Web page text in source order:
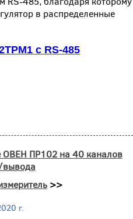
в распределенные
с RS-485
ОВЕН ПР102 на 40 каналов
>>
г.